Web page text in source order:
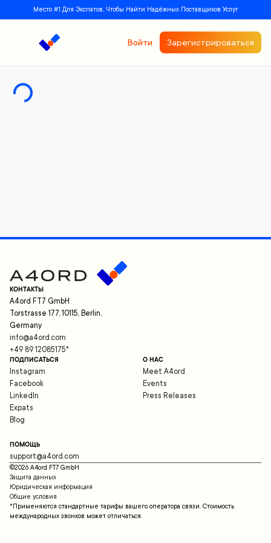
Место #1 Для Экспатов, Чтобы Найти Надёжных Поставщиков Услуг
Войти Зарегистрироваться
КОНТАКТЫ
A4ord FT7 GmbH
Torstrasse 177, 10115, Berlin,
Germany
info@a4ord.com
+49 89 12085175*
ПОДПИСАТЬСЯ
Instagram
Facebook
LinkedIn
Expats
Blog
О НАС
Meet A4ord
Events
Press Releases
ПОМОЩЬ
support@a4ord.com
©2026 A4ord FT7 GmbH
Защита данных
Юридическая информация
Общие условия
*Применяются стандартные тарифы вашего оператора связи. Стоимость
международных звонков может отличаться.